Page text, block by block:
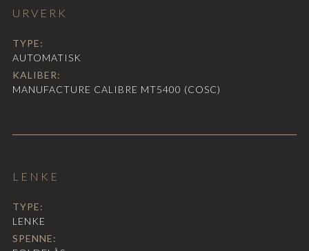
URVERK
TYPE:
AUTOMATISK
KALIBER:
MANUFACTURE CALIBRE MT5400 (COSC)
LENKE
TYPE:
LENKE
SPENNE: